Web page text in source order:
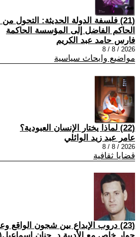
(21) فلسفة الدولة الحديثة: التحول
الحاكم الفاضل إلى المؤسسة الحاكمة
فارس حامد عبد الكريم
2026 / 8 / 8
مواضيع وابحاث سياسية
(22) لماذا يختار الإنسان العبودية؟
عامر عبد زيد الوائلي
2026 / 8 / 8
قضايا ثقافية
(23) دروب الإبداع بين شجون الواقع